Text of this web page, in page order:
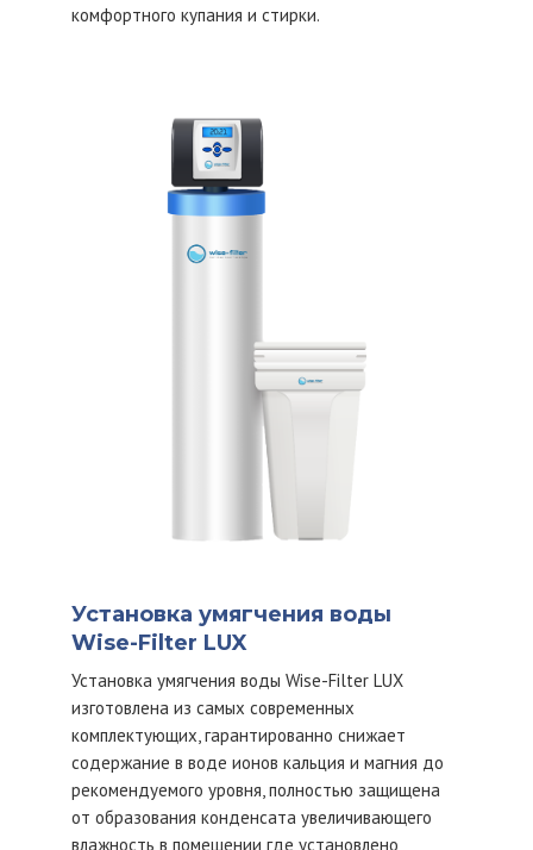
комфортного купания и стирки.
Установка умягчения воды
Wise-Filter LUX
Установка умягчения воды Wise-Filter LUX
изготовлена из самых современных
комплектующих, гарантированно снижает
содержание в воде ионов кальция и магния до
рекомендуемого уровня, полностью защищена
от образования конденсата увеличивающего
влажность в помещении где установлено